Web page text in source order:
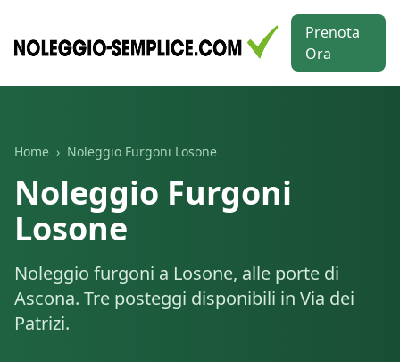
Prenota
Ora
Home › Noleggio Furgoni Losone
Noleggio Furgoni
Losone
Noleggio furgoni a Losone, alle porte di
Ascona. Tre posteggi disponibili in Via dei
Patrizi.